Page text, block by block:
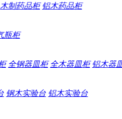
木制药品柜 铝木药品柜
瓶柜
全钢器皿柜 全木器皿柜 铝木器
钢木实验台 铝木实验台